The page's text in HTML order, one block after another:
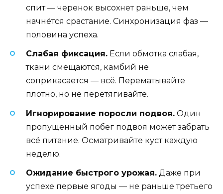
спит — черенок высохнет раньше, чем
начнётся срастание. Синхронизация фаз —
половина успеха.
Слабая фиксация. Если обмотка слабая,
ткани смещаются, камбий не
соприкасается — всё. Перематывайте
плотно, но не перетягивайте.
Игнорирование поросли подвоя. Один
пропущенный побег подвоя может забрать
всё питание. Осматривайте куст каждую
неделю.
Ожидание быстрого урожая. Даже при
успехе первые ягоды — не раньше третьего